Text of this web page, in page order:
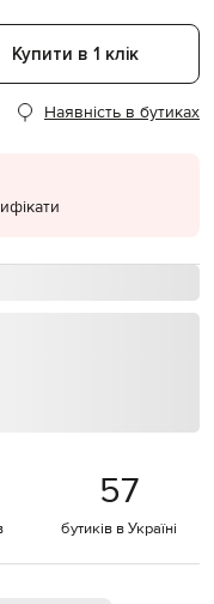
Купити в 1 клік
Наявність в бутиках
57
бутиків в Україні